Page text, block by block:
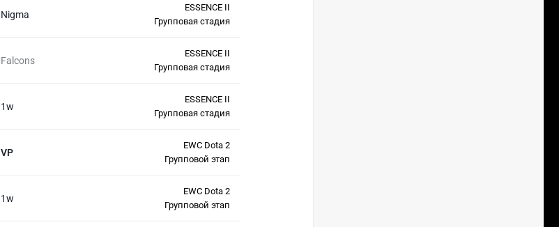
Nigma
ESSENCE II
Групповая стадия
Falcons
ESSENCE II
Групповая стадия
1w
ESSENCE II
Групповая стадия
VP
EWC Dota 2
Групповой этап
1w
EWC Dota 2
Групповой этап